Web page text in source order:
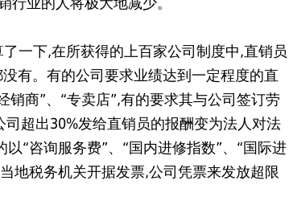
一下,在所获得的上百家公司制度中,直销员
有。有的公司要求业绩达到一定程度的直
销商”、“专卖店”,有的要求其与公司签订劳
司超出30%发给直销员的报酬变为法人对法
“咨询服务费”、“国内进修指数”、“国际进
地税务机关开据发票,公司凭票来发放超限